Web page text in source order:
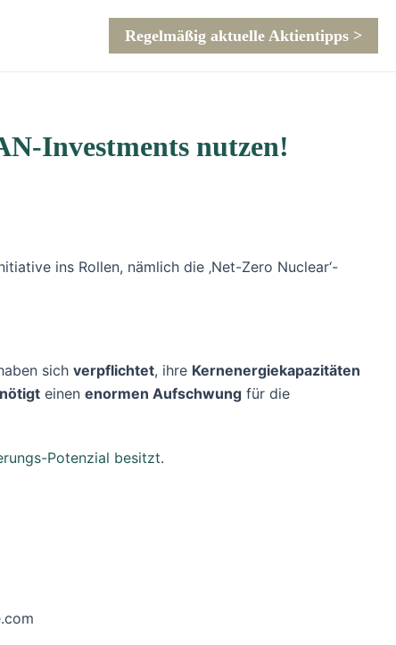
Regelmäßig aktuelle Aktientipps >
Investments nutzen!
ins Rollen, nämlich die ‚Net-Zero Nuclear‘-
sich verpflichtet, ihre Kernenergiekapazitäten
einen enormen Aufschwung für die
Potenzial besitzt.